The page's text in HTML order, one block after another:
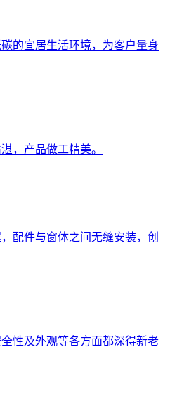
的宜居生活环境，为客户量身
，产品做工精美。
配件与窗体之间无缝安装，创
性及外观等各方面都深得新老